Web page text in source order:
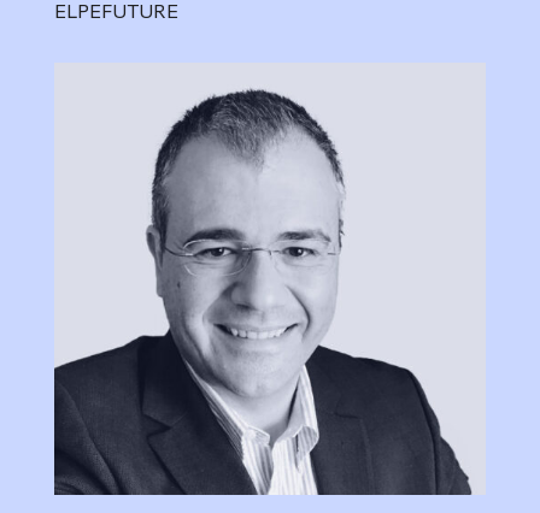
ELPEFUTURE